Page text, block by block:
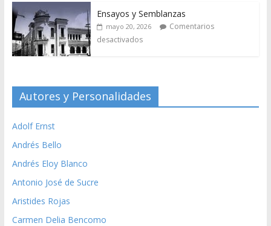
Ensayos y Semblanzas
mayo 20, 2026
Comentarios
desactivados
Autores y Personalidades
Adolf Ernst
Andrés Bello
Andrés Eloy Blanco
Antonio José de Sucre
Aristides Rojas
Carmen Delia Bencomo